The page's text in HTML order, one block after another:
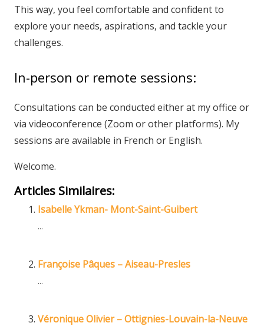
This way, you feel comfortable and confident to
explore your needs, aspirations, and tackle your
challenges.
In-person or remote sessions:
Consultations can be conducted either at my office or
via videoconference (Zoom or other platforms). My
sessions are available in French or English.
Welcome.
Articles Similaires:
Isabelle Ykman- Mont-Saint-Guibert
...
Françoise Pâques – Aiseau-Presles
...
Véronique Olivier – Ottignies-Louvain-la-Neuve